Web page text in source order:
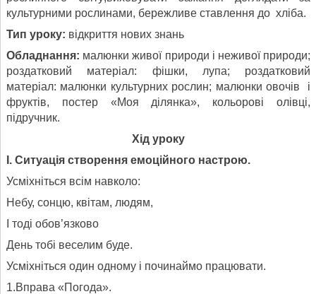
культурними рослинами, бережливе ставлення до хліба.
Тип уроку: відкриття нових знань
Обладнання: малюнки живої природи і неживої природи;
роздатковий матеріал: фішки, лупа; роздатковий
матеріал: малюнки культурних рослин; малюнки овочів і
фруктів, постер «Моя ділянка», кольорові олівці,
підручник.
Хід уроку
І. Ситуація створення емоційного настрою.
Усміхніться всім навколо:
Небу, сонцю, квітам, людям,
І тоді обов’язково
День тобі веселим буде.
Усміхніться один одному і починаймо працювати.
1.Вправа «Погода».